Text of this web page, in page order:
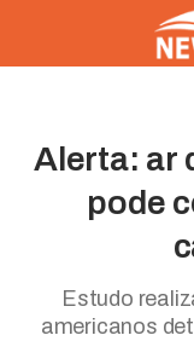
Alerta: ar
pode
Estudo
americanos